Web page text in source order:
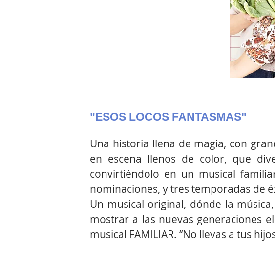
"ESOS LOCOS FANTASMAS"
Una historia llena de magia, con
en escena llenos de color, que
convirtiéndolo en un musical
nominaciones, y tres temporadas de
Un musical original, dónde la
mostrar a las nuevas generaciones
musical FAMILIAR. “No llevas a tus